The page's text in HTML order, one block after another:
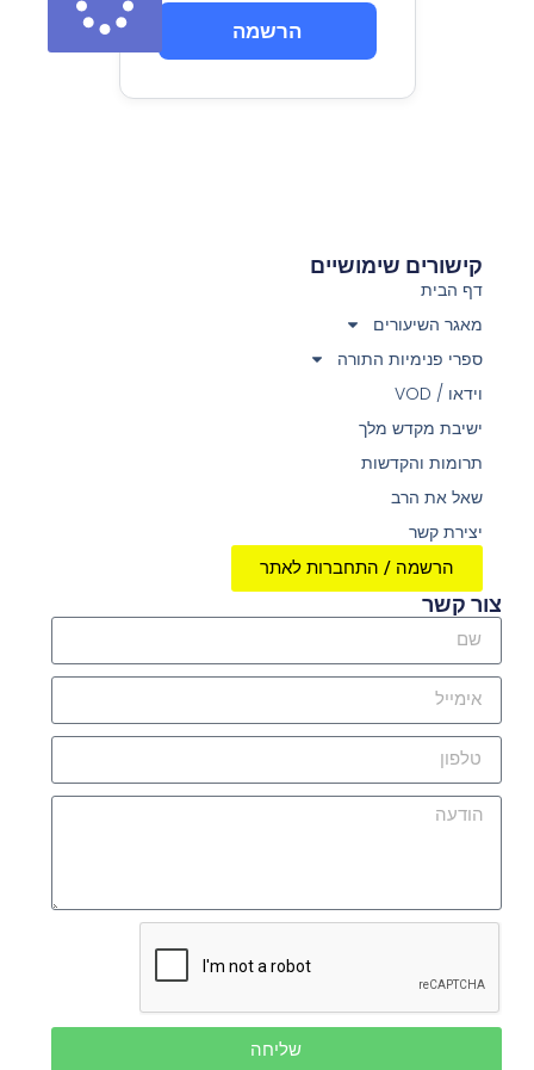
הרשמה
קישורים שימושיים
דף הבית
מאגר השיעורים
ספרי פנימיות התורה
וידאו / VOD
ישיבת מקדש מלך
תרומות והקדשות
שאל את הרב
יצירת קשר
הרשמה / התחברות לאתר
צור קשר
שליחה